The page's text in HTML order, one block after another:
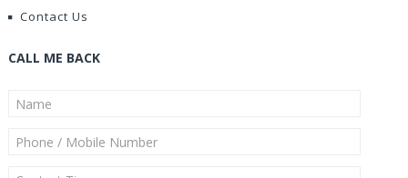
Contact Us
CALL ME BACK